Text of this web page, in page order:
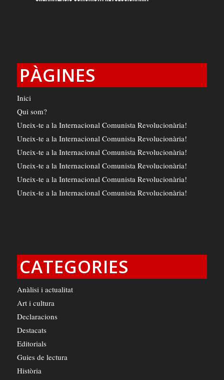
PÀGINES
Inici
Qui som?
Uneix-te a la Internacional Comunista Revolucionària!
Uneix-te a la Internacional Comunista Revolucionària!
Uneix-te a la Internacional Comunista Revolucionària!
Uneix-te a la Internacional Comunista Revolucionària!
Uneix-te a la Internacional Comunista Revolucionària!
Uneix-te a la Internacional Comunista Revolucionària!
CATEGORIES
Anàlisi i actualitat
Art i cultura
Declaracions
Destacats
Editorials
Guies de lectura
Història